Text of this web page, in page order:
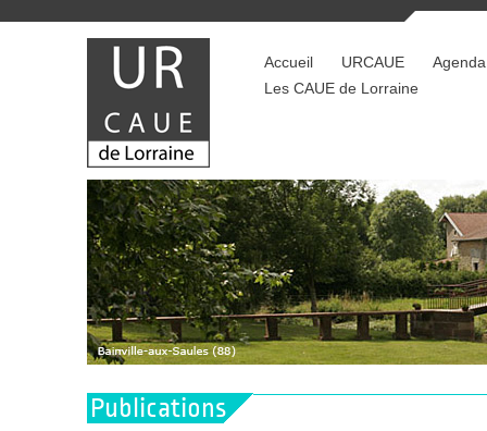
Accueil URCAUE
Agenda
Les CAUE de Lorraine
Publications